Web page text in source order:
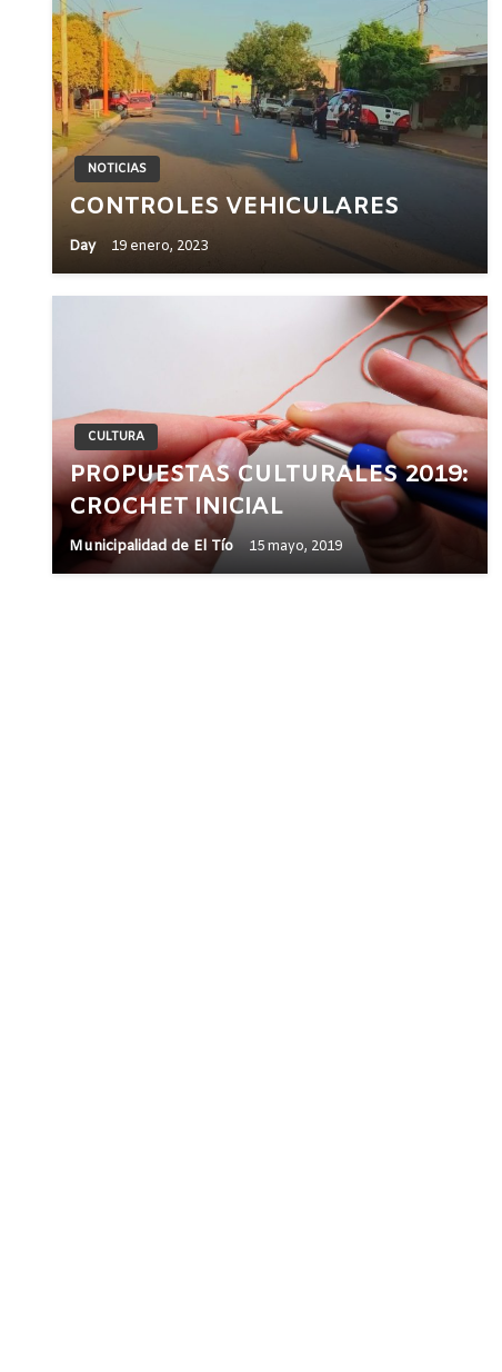
NOTICIAS
CONTROLES VEHICULARES
Day 19 enero, 2023
CULTURA
PROPUESTAS CULTURALES 2019:
CROCHET INICIAL
Municipalidad de El Tío 15 mayo, 2019